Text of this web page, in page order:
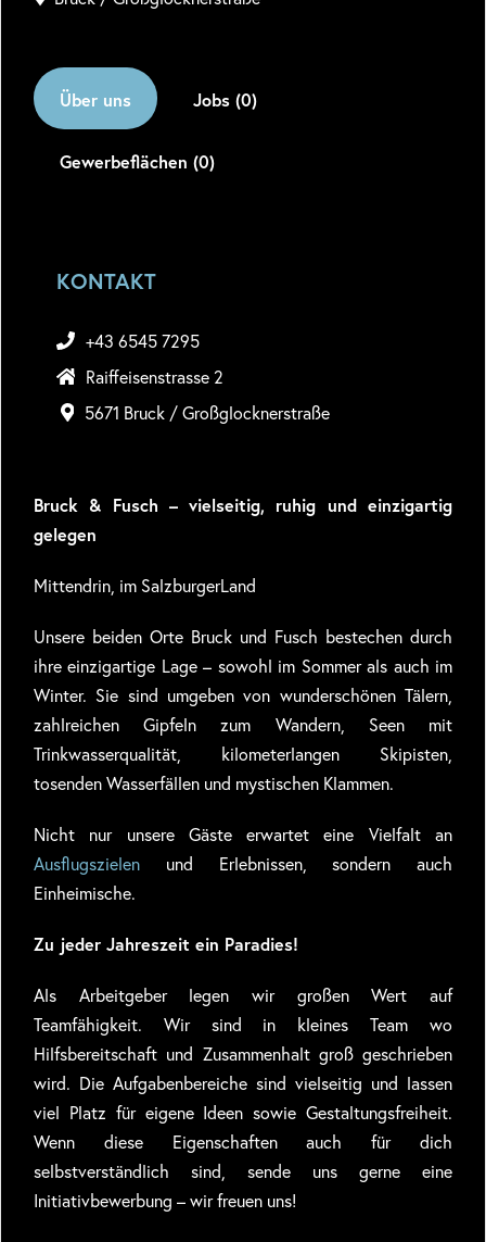
Über uns Jobs (0)
Gewerbeflächen (0)
Bruck & Fusch – vielseitig, ruhig und einzigartig
gelegen
Mittendrin, im SalzburgerLand
Unsere beiden Orte Bruck und Fusch bestechen durch
ihre einzigartige Lage – sowohl im Sommer als auch im
Winter. Sie sind umgeben von wunderschönen Tälern,
zahlreichen Gipfeln zum Wandern, Seen mit
Trinkwasserqualität, kilometerlangen Skipisten,
tosenden Wasserfällen und mystischen Klammen.
Nicht nur unsere Gäste erwartet eine Vielfalt an
Ausflugszielen und Erlebnissen, sondern auch
Einheimische.
Zu jeder Jahreszeit ein Paradies!
Als Arbeitgeber legen wir großen Wert auf
Teamfähigkeit. Wir sind in kleines Team wo
Hilfsbereitschaft und Zusammenhalt groß geschrieben
wird. Die Aufgabenbereiche sind vielseitig und lassen
viel Platz für eigene Ideen sowie Gestaltungsfreiheit.
Wenn diese Eigenschaften auch für dich
selbstverständlich sind, sende uns gerne eine
Initiativbewerbung – wir freuen uns!
KONTAKT
+43 6545 7295
Raiffeisenstrasse 2
5671 Bruck / Großglocknerstraße